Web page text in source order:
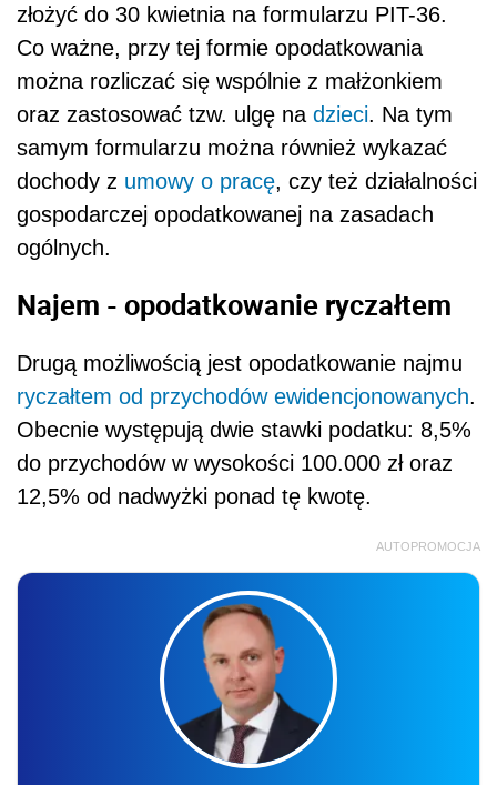
złożyć do 30 kwietnia na formularzu PIT-36.
Co ważne, przy tej formie opodatkowania
można rozliczać się wspólnie z małżonkiem
oraz zastosować tzw. ulgę na dzieci. Na tym
samym formularzu można również wykazać
dochody z umowy o pracę, czy też działalności
gospodarczej opodatkowanej na zasadach
ogólnych.
Najem - opodatkowanie ryczałtem
Drugą możliwością jest opodatkowanie najmu
ryczałtem od przychodów ewidencjonowanych.
Obecnie występują dwie stawki podatku: 8,5%
do przychodów w wysokości 100.000 zł oraz
12,5% od nadwyżki ponad tę kwotę.
AUTOPROMOCJA